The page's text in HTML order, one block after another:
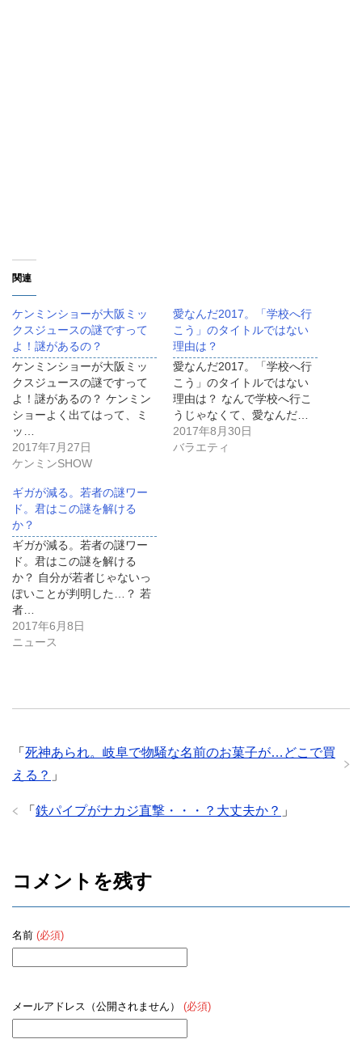
関連
ケンミンショーが大阪ミッ
クスジュースの謎ですって
よ！謎があるの？
ケンミンショーが大阪ミッ
クスジュースの謎ですって
よ！謎があるの？ ケンミン
ショーよく出てはって、ミ
ッ…
2017年7月27日
ケンミンSHOW
愛なんだ2017。「学校へ行
こう」のタイトルではない
理由は？
愛なんだ2017。「学校へ行
こう」のタイトルではない
理由は？ なんで学校へ行こ
うじゃなくて、愛なんだ…
2017年8月30日
バラエティ
ギガが減る。若者の謎ワー
ド。君はこの謎を解ける
か？
ギガが減る。若者の謎ワー
ド。君はこの謎を解ける
か？ 自分が若者じゃないっ
ぽいことが判明した…？ 若
者…
2017年6月8日
ニュース
「 死神あられ。岐阜で物騒な名前のお菓子が…どこで買
える？ 」
「 鉄パイプがナカジ直撃・・・？大丈夫か？ 」
コメントを残す
名前 (必須)
メールアドレス（公開されません） (必須)